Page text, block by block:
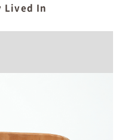
Lived In